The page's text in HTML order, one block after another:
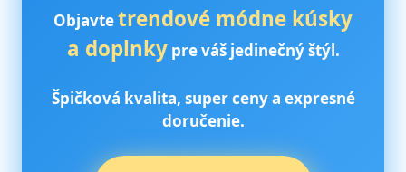
Objavtetrendové módne kúsky
a doplnkypre váš jedinečný štýl.
Špičková kvalita, super ceny a expresné
doručenie.